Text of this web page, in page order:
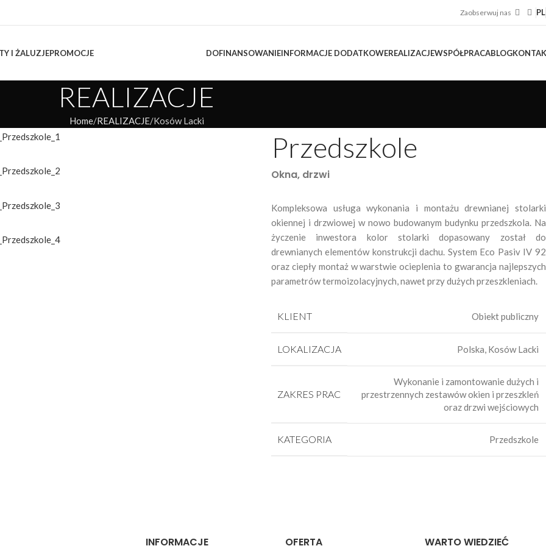
Zaobserwuj nas PL
I ŻALUZJEPROMOCJE DOFINANSOWANIEINFORMACJE DODATKOWEREALIZACJEWSPÓŁPRACABLOG
REALIZACJE
Home REALIZACJE Kosów Lacki
Przedszkole
Okna, drzwi
Kompleksowa usługa wykonania i montażu drewnianej stolarki
okiennej i drzwiowej w nowo budowanym budynku przedszkola. Na
życzenie inwestora kolor stolarki dopasowany został do
drewnianych elementów konstrukcji dachu. System Eco Pasiv IV 92
oraz ciepły montaż w warstwie ocieplenia to gwarancja najlepszych
parametrów termoizolacyjnych, nawet przy dużych przeszkleniach.
KLIENT Obiekt publiczny
LOKALIZACJA Polska, Kosów Lacki
ZAKRES PRAC
Wykonanie i zamontowanie dużych i
przestrzennych zestawów okien i przeszkleń
oraz drzwi wejściowych
KATEGORIA Przedszkole
INFORMACJE OFERTA WARTO WIEDZIEĆ